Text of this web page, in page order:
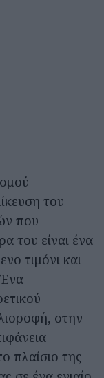
του
που
του είναι ένα
τιμόνι και
στην
πλαίσιο της